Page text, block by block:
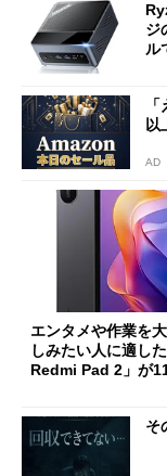
ジ
ル
以
AD
エンタメや作業を
しみたい人に適し
Redmi Pad 2」が
そ